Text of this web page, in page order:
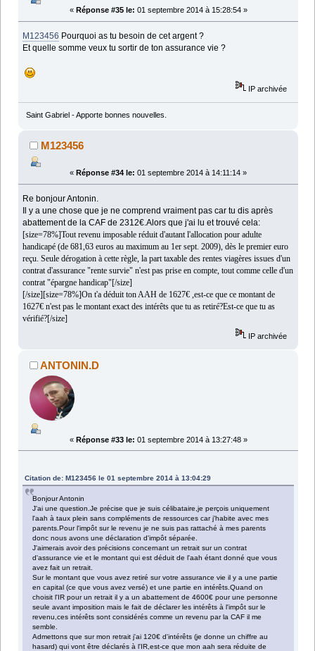
« Réponse #35 le: 01 septembre 2014 à 15:28:54 »
M123456 Pourquoi as tu besoin de cet argent ?
Et quelle somme veux tu sortir de ton assurance vie ?
IP archivée
Saint Gabriel - Apporte bonnes nouvelles.
M123456
« Réponse #34 le: 01 septembre 2014 à 14:11:14 »
Re bonjour Antonin.
Il y a une chose que je ne comprend vraiment pas car tu dis après
abattement de la CAF de 2312€.Alors que j'ai lu et trouvé cela:
[size=78%]Tout revenu imposable réduit d'autant l'allocation pour adulte
handicapé (de 681,63 euros au maximum au 1er sept. 2009), dès le premier euro
reçu. Seule dérogation à cette règle, la part taxable des rentes viagères issues d'un
contrat d'assurance "rente survie" n'est pas prise en compte, tout comme celle d'un
contrat "épargne handicap"[/size]
[/size][size=78%]On t'a déduit ton AAH de 1627€ ,est-ce que ce montant de
1627€ n'est pas le montant exact des intérêts que tu as retiré?Est-ce que tu as
vérifié?[/size]
IP archivée
ANTONIN.D
« Réponse #33 le: 01 septembre 2014 à 13:27:48 »
Citation de: M123456 le 01 septembre 2014 à 13:04:29
Bonjour Antonin
J'ai une question.Je précise que je suis célibataire,je perçois uniquement
l'aah à taux plein sans compléments de ressources car j'habite avec mes
parents.Pour l'impôt sur le revenu je ne suis pas rattaché à mes parents
donc nous avons une déclaration d'impôt séparée.
J'aimerais avoir des précisions concernant un retrait sur un contrat
d'assurance vie et le montant qui est déduit de l'aah étant donné que vous
avez fait un retrait.
Sur le montant que vous avez retiré sur votre assurance vie il y a une partie
en capital (ce que vous avez versé) et une partie en intérêts.Quand on
choisit l'IR pour un retrait il y a un abattement de 4600€ pour une personne
seule avant imposition mais le fait de déclarer les intérêts à l'impôt sur le
revenu,ces intérêts sont considérés comme un revenu par la CAF il me
semble.
Admettons que sur mon retrait j'ai 120€ d'intérêts (je donne un chiffre au
hasard) qui vont être déclarés à l'IR,est-ce que mon aah sera réduite de